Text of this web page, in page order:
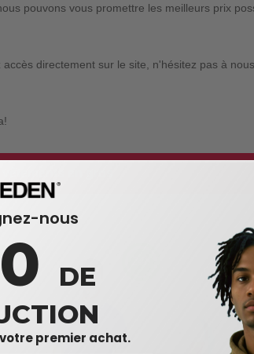
pouvons vous promettre les meilleurs prix
directement sur le site, n'hésitez pas à
nous
DE
premier achat.